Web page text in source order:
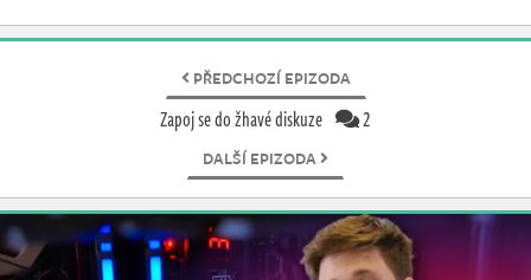
PŘEDCHOZÍ EPIZODA
Zapoj se do žhavé diskuze 2
DALŠÍ EPIZODA